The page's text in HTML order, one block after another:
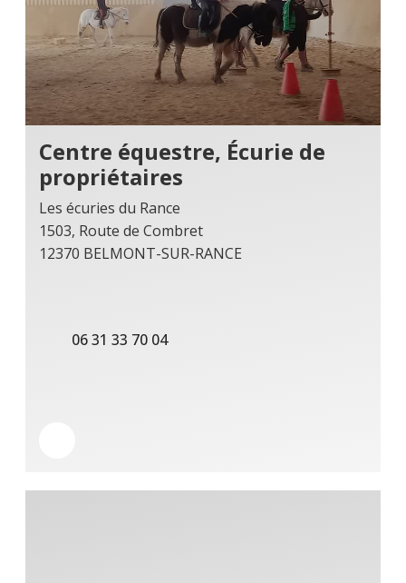
Centre équestre, Écurie de
propriétaires
Les écuries du Rance
1503, Route de Combret
12370 BELMONT-SUR-RANCE
06 31 33 70 04